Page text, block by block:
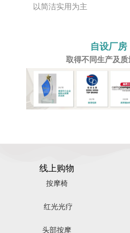
以简洁实用为主
自设厂房
取得不同生产及
线上购物
按摩椅
红光光疗
头部按摩